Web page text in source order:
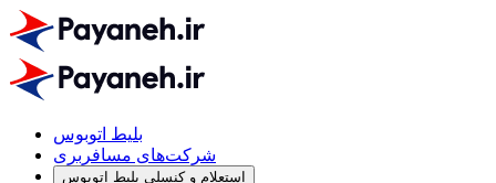
بلیط اتوبوس
شرکت‌های مسافربری
استعلام و کنسلی بلیط اتوبوس